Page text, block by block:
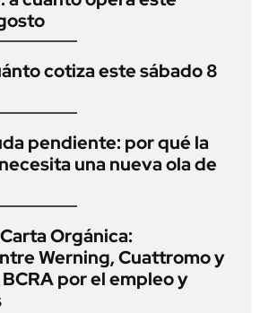
cotiza este sábado 8
pendiente: por qué la
una nueva ola de
Orgánica:
Werning, Cuattromo y
por el empleo y